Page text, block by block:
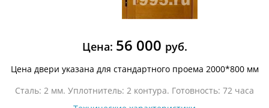
Цена: 56 000 руб.
Цена двери указана для стандартного проема 2000*800 мм
Сталь: 2 мм. Уплотнитель: 2 контура. Готовность: 72 часа